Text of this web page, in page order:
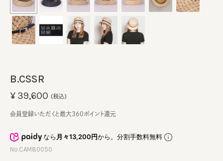
B.CSSR
なら月々13,200円から。分割手数料無料
No.CAM80050
¥39,600 (税込)
会員登録いただくと最大360ポイント還元